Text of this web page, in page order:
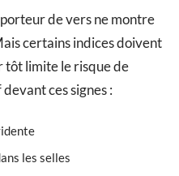
de vers ne montre
certains indices doivent
tôt limite le risque de
ces signes :
les selles